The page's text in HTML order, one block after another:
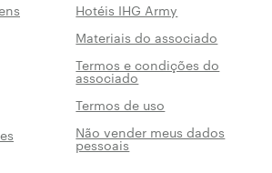
Hotéis IHG Army
Materiais do associado
Termos e condições do
associado
Termos de uso
Não vender meus dados
pessoais